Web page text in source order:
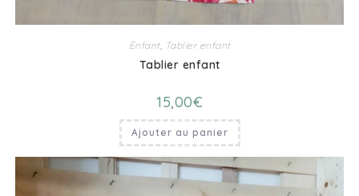
Enfant, Tablier enfant
Tablier enfant
15,00€
Ajouter au panier